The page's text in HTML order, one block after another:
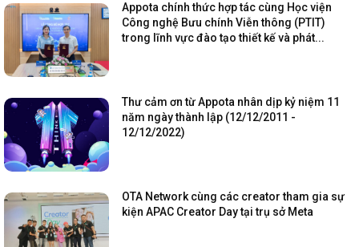
Appota chính thức hợp tác cùng Học viện
Công nghệ Bưu chính Viễn thông (PTIT)
trong lĩnh vực đào tạo thiết kế và phát...
Thư cảm ơn từ Appota nhân dịp kỷ niệm 11
năm ngày thành lập (12/12/2011 -
12/12/2022)
OTA Network cùng các creator tham gia sự
kiện APAC Creator Day tại trụ sở Meta